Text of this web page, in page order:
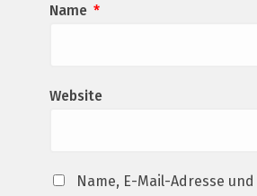
Name *
Website
Name, E-Mail-Adresse